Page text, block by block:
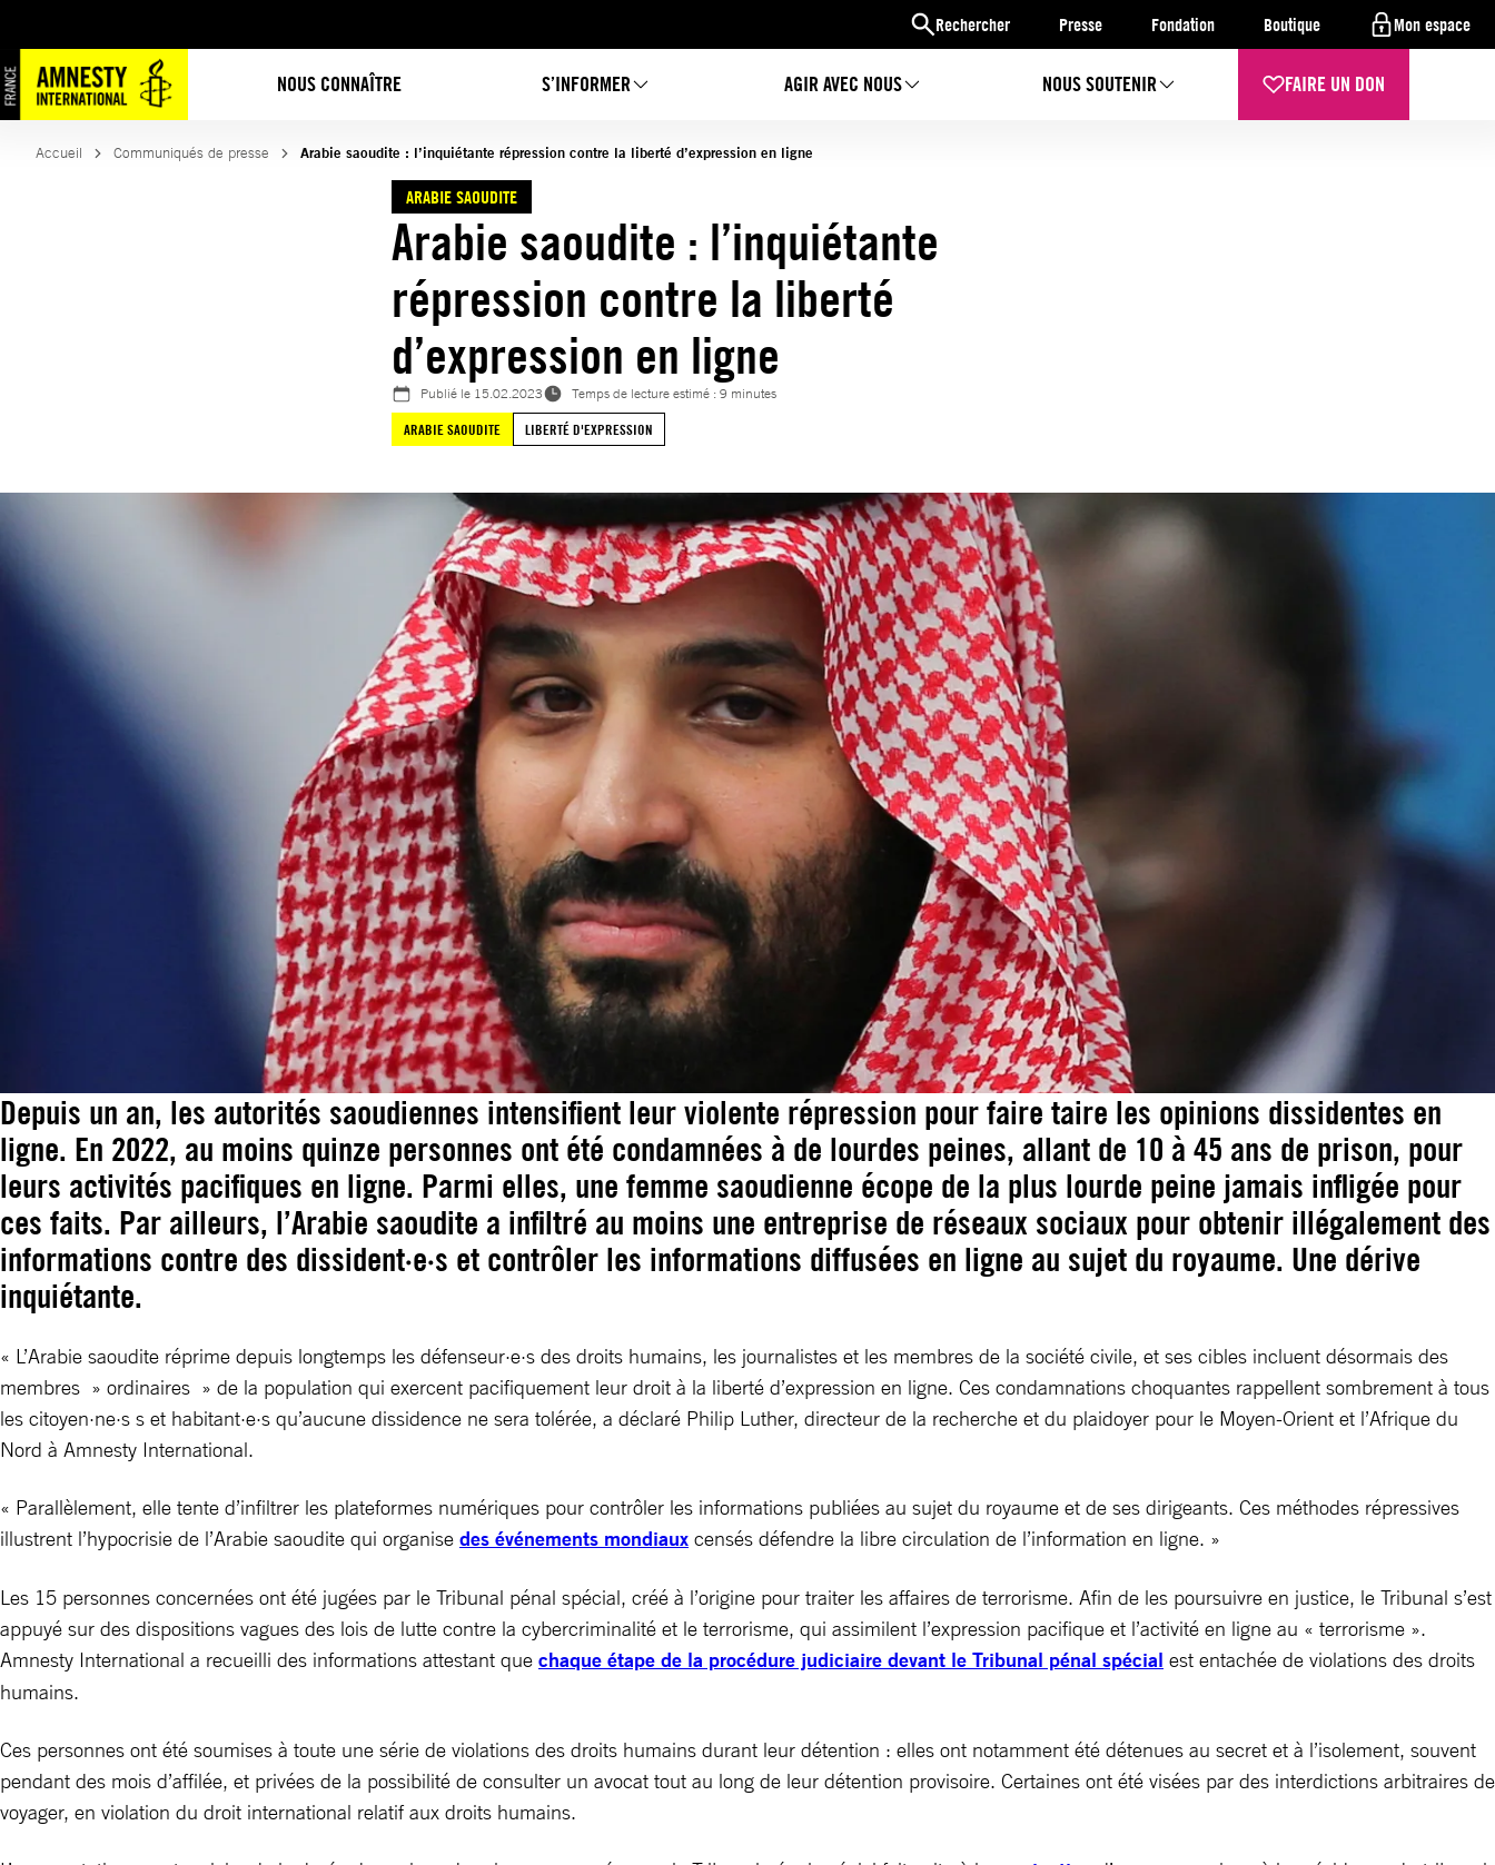
Rechercher Presse Fondation Boutique Mon espace
NOUS CONNAÎTRE S’INFORMER AGIR AVEC NOUS NOUS SOUTENIR FAIRE UN DON
au
contenu
Accueil Communiqués de presse Arabie saoudite : l’inquiétante répression contre la liberté d’expression en ligne
ARABIE SAOUDITE
Arabie saoudite : l’inquiétante
répression contre la liberté
d’expression en ligne
Publié le 15.02.2023
Temps de lecture estimé : 9 minutes
ARABIE SAOUDITE
LIBERTÉ D'EXPRESSION
Depuis un an, les autorités saoudiennes intensifient leur violente répression pour faire taire les opinions dissidentes en
ligne. En 2022, au moins quinze personnes ont été condamnées à de lourdes peines, allant de 10 à 45 ans de prison, pour
leurs activités pacifiques en ligne. Parmi elles, une femme saoudienne écope de la plus lourde peine jamais infligée pour
ces faits. Par ailleurs, l’Arabie saoudite a infiltré au moins une entreprise de réseaux sociaux pour obtenir illégalement des
informations contre des dissident·e·s et contrôler les informations diffusées en ligne au sujet du royaume. Une dérive
inquiétante.
« L’Arabie saoudite réprime depuis longtemps les défenseur·e·s des droits humains, les journalistes et les membres de la société civile, et ses cibles incluent désormais des
membres » ordinaires » de la population qui exercent pacifiquement leur droit à la liberté d’expression en ligne. Ces condamnations choquantes rappellent sombrement à tous
les citoyen·ne·s s et habitant·e·s qu’aucune dissidence ne sera tolérée, a déclaré Philip Luther, directeur de la recherche et du plaidoyer pour le Moyen-Orient et l’Afrique du
Nord à Amnesty International.
« Parallèlement, elle tente d’infiltrer les plateformes numériques pour contrôler les informations publiées au sujet du royaume et de ses dirigeants. Ces méthodes répressives
illustrent l’hypocrisie de l’Arabie saoudite qui organise des événements mondiaux censés défendre la libre circulation de l’information en ligne. »
Les 15 personnes concernées ont été jugées par le Tribunal pénal spécial, créé à l’origine pour traiter les affaires de terrorisme. Afin de les poursuivre en justice, le Tribunal s’est
appuyé sur des dispositions vagues des lois de lutte contre la cybercriminalité et le terrorisme, qui assimilent l’expression pacifique et l’activité en ligne au « terrorisme ».
Amnesty International a recueilli des informations attestant que chaque étape de la procédure judiciaire devant le Tribunal pénal spécial est entachée de violations des droits
humains.
Ces personnes ont été soumises à toute une série de violations des droits humains durant leur détention : elles ont notamment été détenues au secret et à l’isolement, souvent
pendant des mois d’affilée, et privées de la possibilité de consulter un avocat tout au long de leur détention provisoire. Certaines ont été visées par des interdictions arbitraires de
voyager, en violation du droit international relatif aux droits humains.